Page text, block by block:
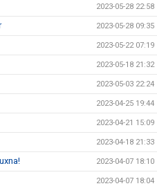
2023-05-28 22:58
2023-05-28 09:35
2023-05-22 07:19
2023-05-18 21:32
2023-05-03 22:24
2023-04-25 19:44
2023-04-21 15:09
2023-04-18 21:33
2023-04-07 18:10
2023-04-07 18:04